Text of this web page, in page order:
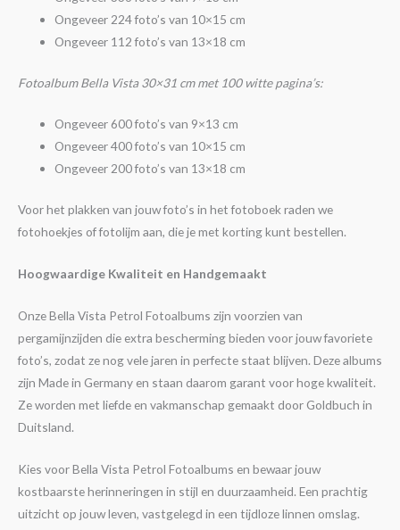
Ongeveer 224 foto’s van 10×15 cm
Ongeveer 112 foto’s van 13×18 cm
Fotoalbum Bella Vista 30×31 cm met 100 witte pagina’s:
Ongeveer 600 foto’s van 9×13 cm
Ongeveer 400 foto’s van 10×15 cm
Ongeveer 200 foto’s van 13×18 cm
Voor het plakken van jouw foto’s in het fotoboek raden we
fotohoekjes of fotolijm aan, die je met korting kunt bestellen.
Hoogwaardige Kwaliteit en Handgemaakt
Onze Bella Vista Petrol Fotoalbums zijn voorzien van
pergamijnzijden die extra bescherming bieden voor jouw favoriete
foto’s, zodat ze nog vele jaren in perfecte staat blijven. Deze albums
zijn Made in Germany en staan daarom garant voor hoge kwaliteit.
Ze worden met liefde en vakmanschap gemaakt door Goldbuch in
Duitsland.
Kies voor Bella Vista Petrol Fotoalbums en bewaar jouw
kostbaarste herinneringen in stijl en duurzaamheid. Een prachtig
uitzicht op jouw leven, vastgelegd in een tijdloze linnen omslag.